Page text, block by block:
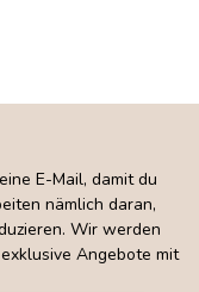
E-Mail, damit du
nämlich daran,
Wir werden
Angebote mit